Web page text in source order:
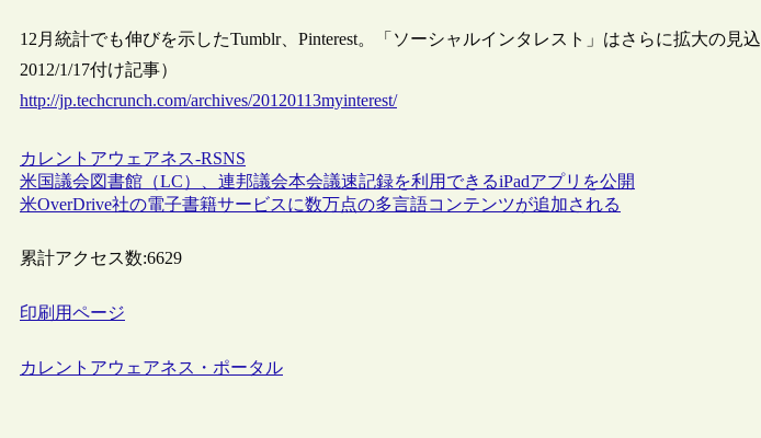
12月統計でも伸びを示したTumblr、Pinterest。「ソーシャルインタレスト」はさらに拡大の見
2012/1/17付け記事）
http://jp.techcrunch.com/archives/20120113myinterest/
カレントアウェアネス-RSNS
米国議会図書館（LC）、連邦議会本会議速記録を利用できるiPadアプリを公開
米OverDrive社の電子書籍サービスに数万点の多言語コンテンツが追加される
累計アクセス数:6629
印刷用ページ
カレントアウェアネス・ポータル